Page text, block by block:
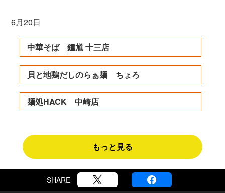
6月20日
中華そば 鍾馗 十三店
貝と地鶏だしのらぁ麺 ちょろ
麺処HACK 中崎店
もっと見る
SHARE